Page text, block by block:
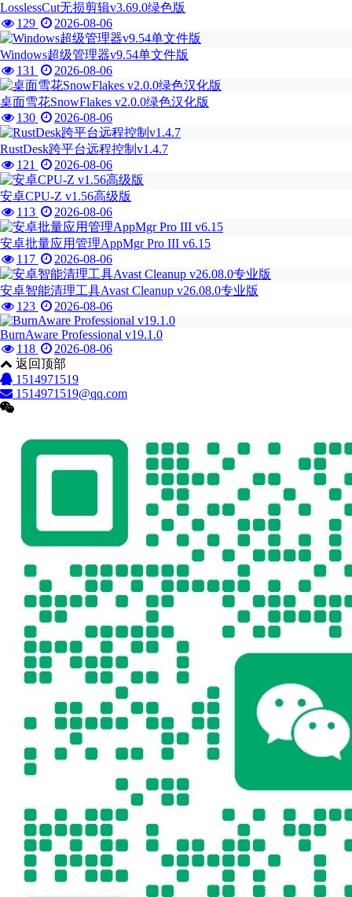
LosslessCut无损剪辑v3.69.0绿色版
129
2026-08-06
Windows超级管理器v9.54单文件版
131
2026-08-06
桌面雪花SnowFlakes v2.0.0绿色汉化版
130
2026-08-06
RustDesk跨平台远程控制v1.4.7
121
2026-08-06
安卓CPU-Z v1.56高级版
113
2026-08-06
安卓批量应用管理AppMgr Pro III v6.15
117
2026-08-06
安卓智能清理工具Avast Cleanup v26.08.0专业版
123
2026-08-06
BurnAware Professional v19.1.0
118
2026-08-06
返回顶部
1514971519
1514971519@qq.com